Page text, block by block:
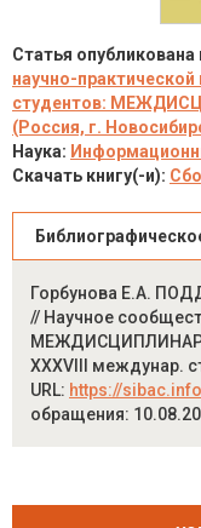
Статья опубликована
научно-
студентов:
(Россия, г.
Наука:
Скачать книгу(-и):
Горбунова Е.А.
// Научное
XXXVIII междунар.
URL: https://
обращения: